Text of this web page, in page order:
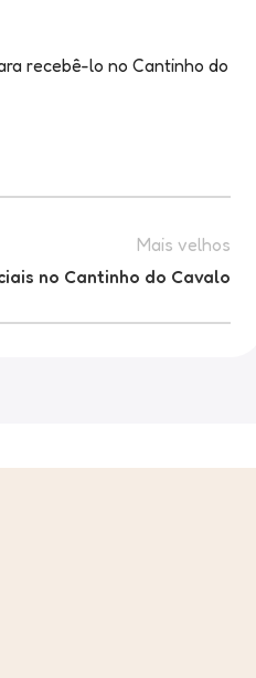
recebê-lo no Cantinho do
Mais velhos
no Cantinho do Cavalo